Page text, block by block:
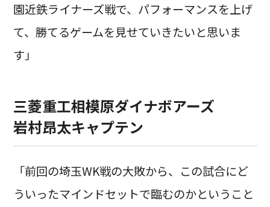
園近鉄ライナーズ戦で、パフォーマンスを上げ
て、勝てるゲームを見せていきたいと思いま
す」
三菱重工相模原ダイナボアーズ
岩村昂太キャプテン
「前回の埼玉WK戦の大敗から、この試合にど
ういったマインドセットで臨むのかということ